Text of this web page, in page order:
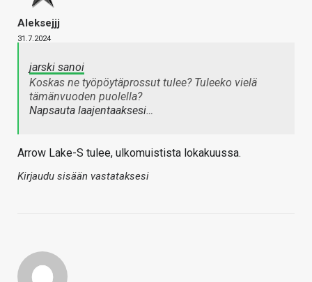
Aleksejjj
31.7.2024
jarski sanoi
Koskas ne työpöytäprossut tulee? Tuleeko vielä
tämänvuoden puolella?
Napsauta laajentaaksesi…
Arrow Lake-S tulee, ulkomuistista lokakuussa.
Kirjaudu sisään vastataksesi